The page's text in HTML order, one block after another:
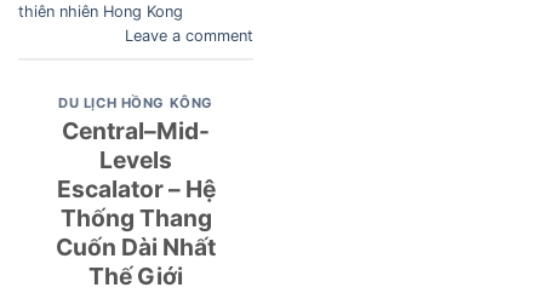
thiên nhiên Hong Kong
Leave a comment
DU LỊCH HỒNG KÔNG
Central–Mid-
Levels
Escalator – Hệ
Thống Thang
Cuốn Dài Nhất
Thế Giới